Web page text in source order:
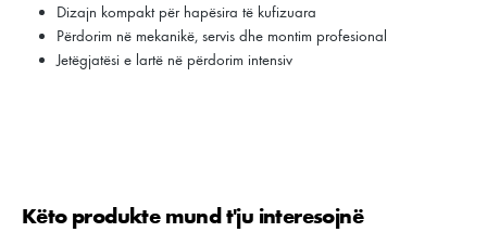
Dizajn kompakt për hapësira të kufizuara
Përdorim në mekanikë, servis dhe montim profesional
Jetëgjatësi e lartë në përdorim intensiv
Kalo galerinë e produktit
Këto produkte mund t'ju interesojnë